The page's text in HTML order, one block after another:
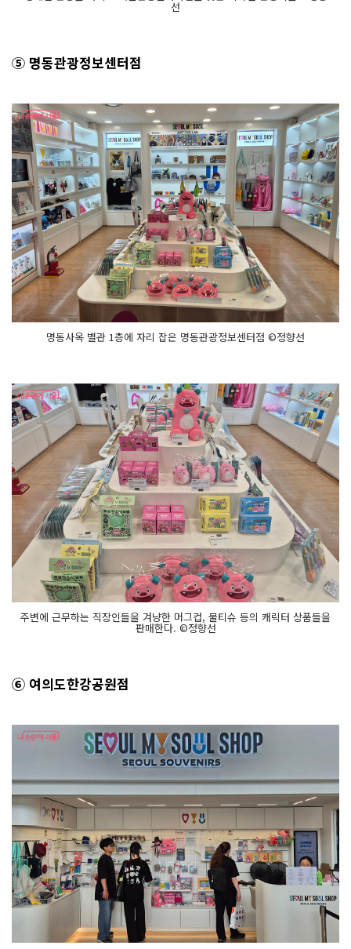
선
⑤ 명동관광정보센터점
명동사옥 별관 1층에 자리 잡은 명동관광정보센터점 ©정향선
주변에 근무하는 직장인들을 겨냥한 머그컵, 물티슈 등의 캐릭터 상품들을
판매한다. ©정향선
⑥ 여의도한강공원점